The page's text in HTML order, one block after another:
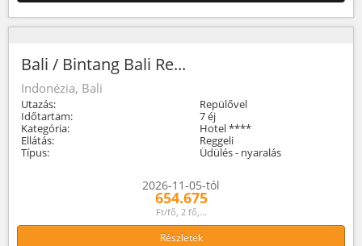
Bali / Bintang Bali Re...
Indonézia, Bali
Utazás:
Repülővel
Időtartam:
7 éj
Kategória:
Hotel ****
Ellátás:
Reggeli
Típus:
Üdülés - nyaralás
2026-11-05-tól
654.675
Ft/fő, 2 fő,...
Részletek